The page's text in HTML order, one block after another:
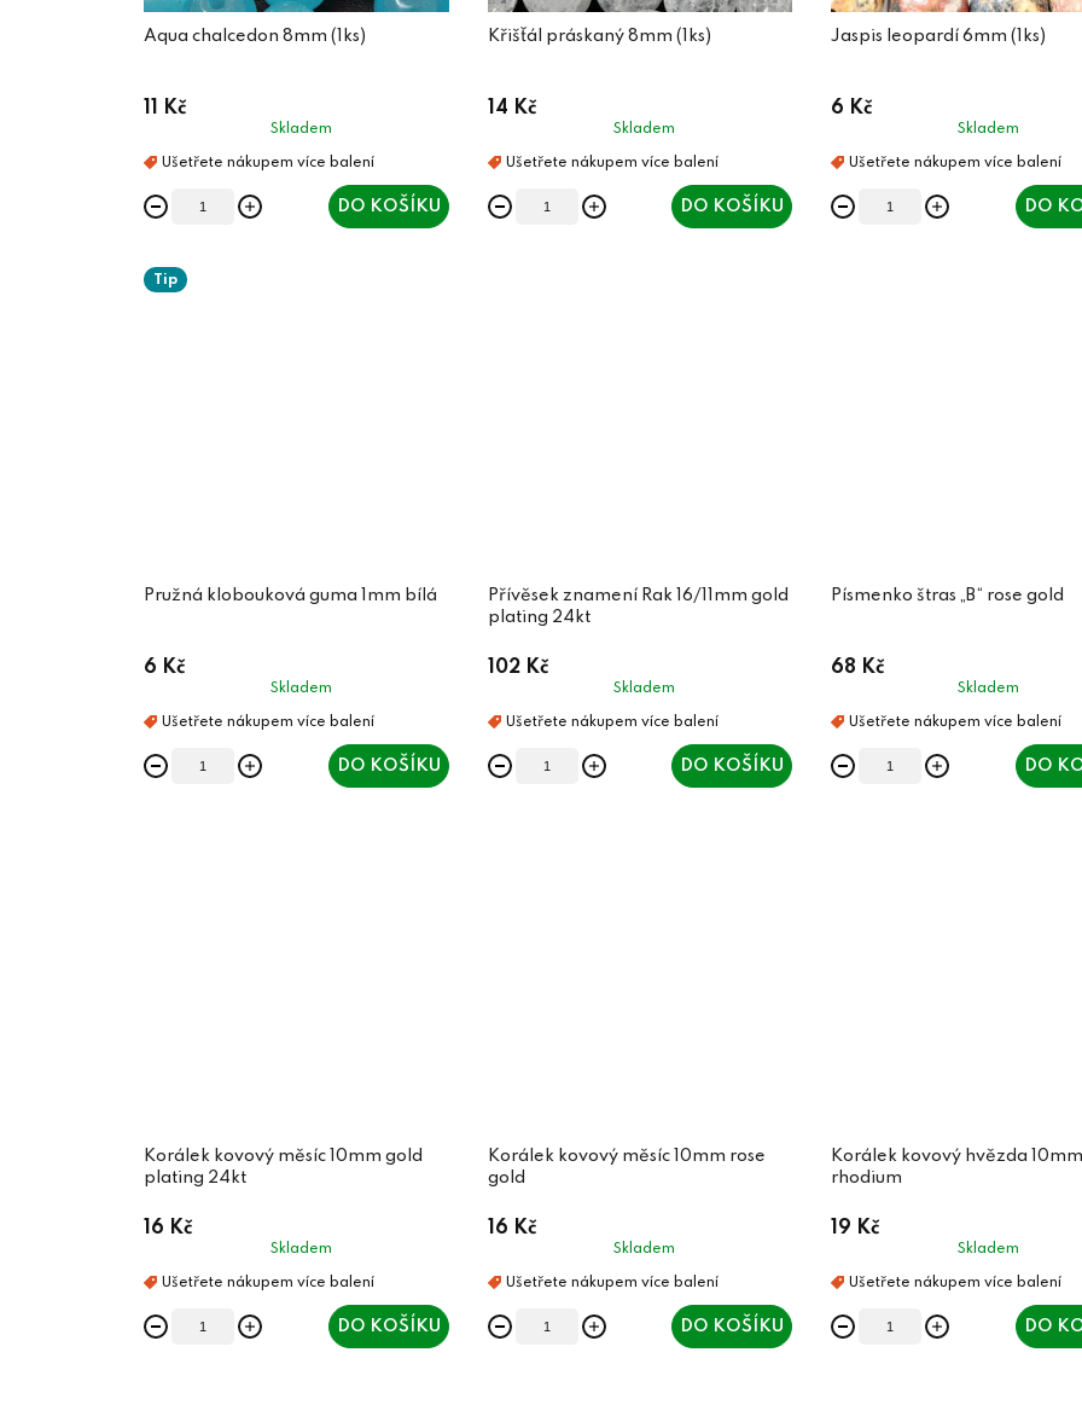
Aqua chalcedon 8mm (1ks)
11 Kč
Skladem
DO KOŠÍKU
Křišťál práskaný 8mm (1ks)
14 Kč
Skladem
DO KOŠÍKU
Jaspis leopardí 6mm (1ks)
6 Kč
Skladem
DO
Tip
Pružná klobouková guma 1mm bílá
6 Kč
Skladem
DO KOŠÍKU
Přívěsek znamení Rak 16/11mm gold
plating 24kt
102 Kč
Skladem
DO KOŠÍKU
Písmenko štras „B“ rose gold
68 Kč
Skladem
DO
Korálek kovový měsíc 10mm gold
plating 24kt
16 Kč
Skladem
DO KOŠÍKU
Korálek kovový měsíc 10mm rose
gold
16 Kč
Skladem
DO KOŠÍKU
Korálek kovový hvězda 10mm
rhodium
19 Kč
Skladem
DO